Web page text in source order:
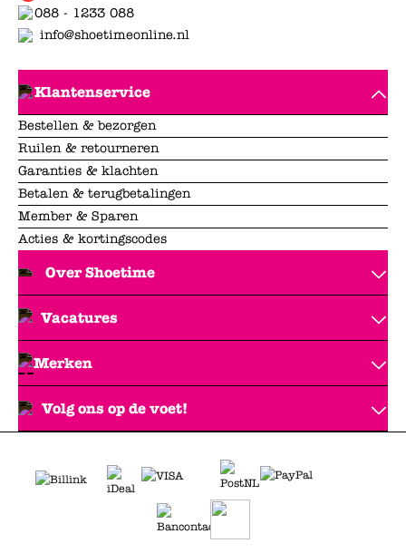
088 - 1233 088
info@shoetimeonline.nl
Klantenservice
Bestellen & bezorgen
Ruilen & retourneren
Garanties & klachten
Betalen & terugbetalingen
Member & Sparen
Acties & kortingscodes
Over Shoetime
Vacatures
Merken
Volg ons op de voet!